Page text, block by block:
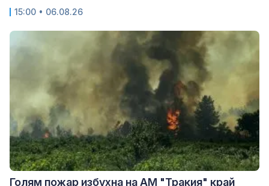
15:00 • 06.08.26
Голям пожар избухна на АМ "Тракия" край